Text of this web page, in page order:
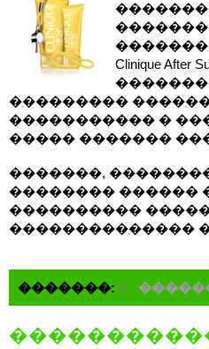
Clinique
���������
����������� �
����� �������
�������,
�������� ������
����������
��������������
�������: 0
�����������